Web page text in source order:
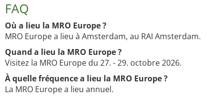
FAQ
Où a lieu la MRO Europe ?
MRO Europe a lieu à Amsterdam, au RAI Amsterdam.
Quand a lieu la MRO Europe ?
Visitez la MRO Europe du 27. - 29. octobre 2026.
À quelle fréquence a lieu la MRO Europe ?
La MRO Europe a lieu annuel.